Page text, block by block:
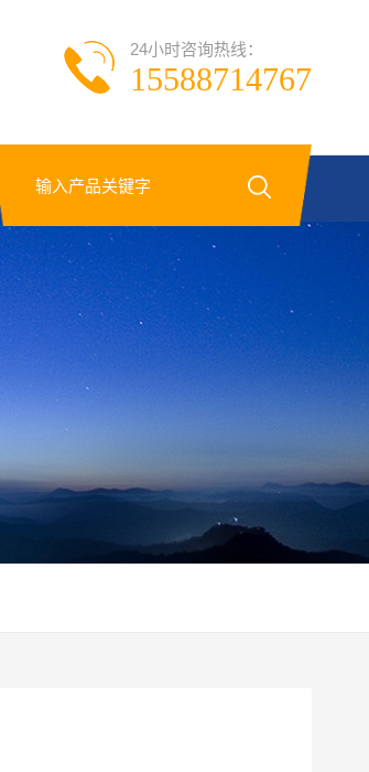
24小时咨询热线：
15588714767